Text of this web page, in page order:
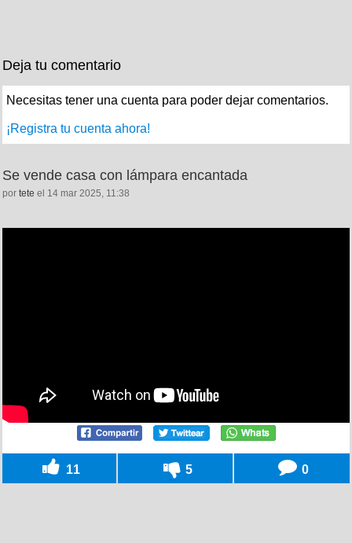
Deja tu comentario
Necesitas tener una cuenta para poder dejar comentarios.
¡Registra tu cuenta ahora!
Se vende casa con lámpara encantada
por tete el 14 mar 2025, 11:38
11 5 0